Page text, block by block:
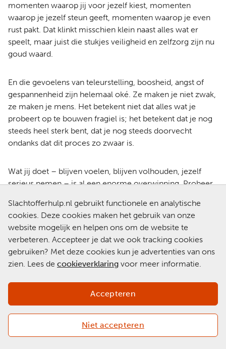
Slachtofferhulp.nl gebruikt functionele en analytische
cookies. Deze cookies maken het gebruik van onze
website mogelijk en helpen ons om de website te
verbeteren. Accepteer je dat we ook tracking cookies
gebruiken? Met deze cookies kun je advertenties van ons
zien. Lees de cookieverklaring voor meer informatie.
Niet accepteren
Accepteren
momenten waarop jij voor jezelf kiest, momenten
waarop je jezelf steun geeft, momenten waarop je even
rust pakt. Dat klinkt misschien klein naast alles wat er
speelt, maar juist die stukjes veiligheid en zelfzorg zijn nu
goud waard.
En die gevoelens van teleurstelling, boosheid, angst of
gespannenheid zijn helemaal oké. Ze maken je niet zwak,
ze maken je mens. Het betekent niet dat alles wat je
probeert op te bouwen fragiel is; het betekent dat je nog
steeds heel sterk bent, dat je nog steeds doorvecht
ondanks dat dit proces zo zwaar is.
Wat jij doet – blijven voelen, blijven volhouden, jezelf
serieus nemen – is al een enorme overwinning. Probeer
wachten tot de wereld jou recht doet; je mag het nu al
doen voor jezelf.
Als je wilt, kan ik een paar concrete manieren opschrijven
om die spanning van het wachten en die constante
uitputten terwijl je dit proces doorloopt.
Liefs